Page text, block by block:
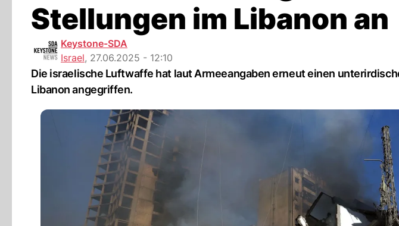
Stellungen im Libanon an
Keystone-SDA
Israel, 27.06.2025 - 12:10
Die israelische Luftwaffe hat laut Armeeangaben erneut einen
Libanon angegriffen.